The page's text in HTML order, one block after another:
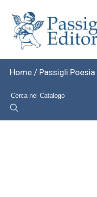
Home / Passigli Poesia